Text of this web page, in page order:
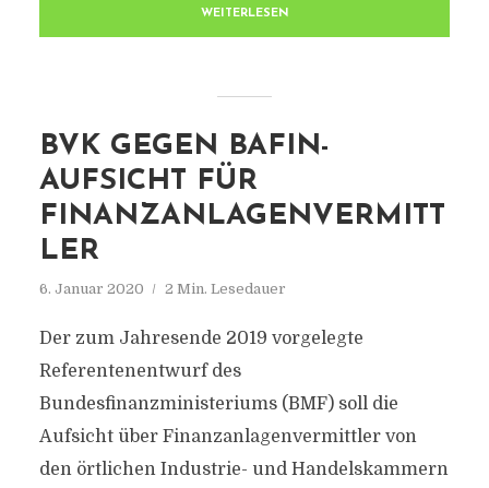
WEITERLESEN
BVK GEGEN BAFIN-
AUFSICHT FÜR
FINANZANLAGENVERMITT
LER
6. Januar 2020 2 Min. Lesedauer
Der zum Jahresende 2019 vorgelegte
Referentenentwurf des
Bundesfinanzministeriums (BMF) soll die
Aufsicht über Finanzanlagenvermittler von
den örtlichen Industrie- und Handelskammern